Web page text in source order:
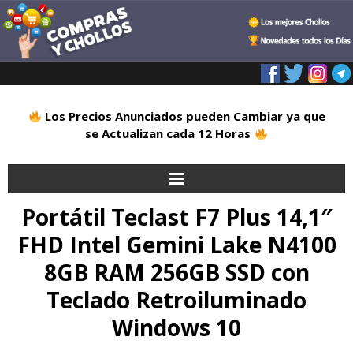
Los Precios Anunciados pueden Cambiar ya que
se Actualizan cada 12 Horas
Inicio
Alimentación
Portátil Teclast F7 Plus 14,1″
FHD Intel Gemini Lake N4100
8GB RAM 256GB SSD con
Teclado Retroiluminado
Windows 10